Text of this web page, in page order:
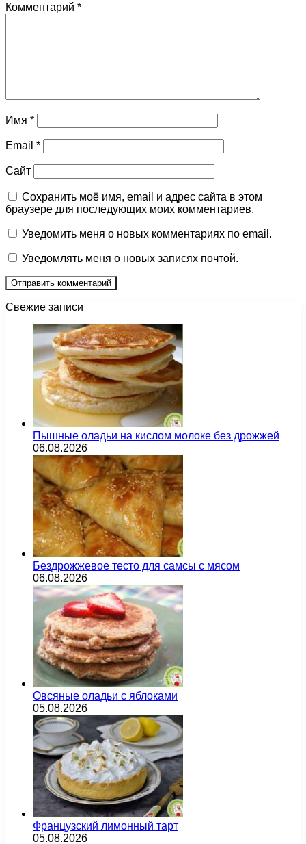
Комментарий *
Имя *
Email *
Сайт
Сохранить моё имя, email и адрес сайта в этом
браузере для последующих моих комментариев.
Уведомить меня о новых комментариях по email.
Уведомлять меня о новых записях почтой.
Свежие записи
Пышные оладьи на кислом молоке без дрожжей
06.08.2026
Бездрожжевое тесто для самсы с мясом
06.08.2026
Овсяные оладьи с яблоками
05.08.2026
Французский лимонный тарт
05.08.2026